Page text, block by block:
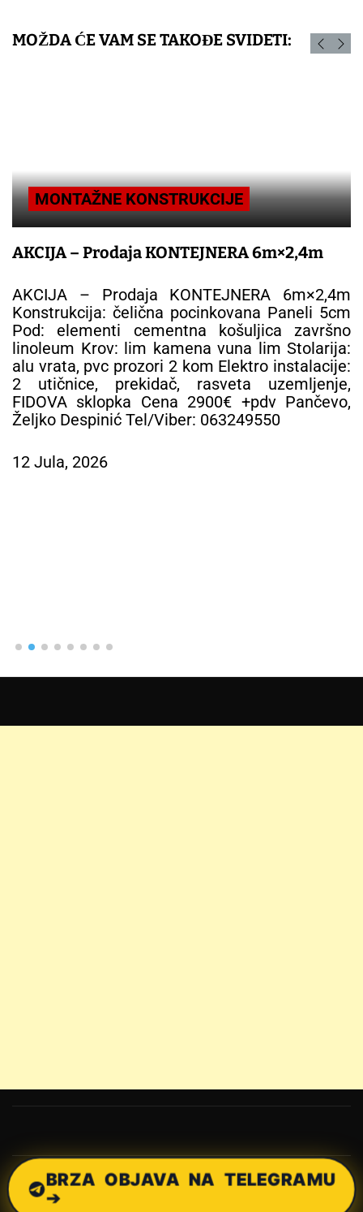
BRZA OBJAVA NA TELEGRAMU
➔
MOŽDA ĆE VAM SE TAKOĐE SVIDETI:
MONTAŽNE KONSTRUKCIJE
AKCIJA – Prodaja KONTEJNERA 6m×2,4m
AKCIJA – Prodaja KONTEJNERA 6m×2,4m
Konstrukcija: čelična pocinkovana Paneli 5cm
Pod: elementi cementna košuljica završno
linoleum Krov: lim kamena vuna lim Stolarija:
alu vrata, pvc prozori 2 kom Elektro instalacije:
2 utičnice, prekidač, rasveta uzemljenje,
FIDOVA sklopka Cena 2900€ +pdv Pančevo,
Željko Despinić Tel/Viber: 063249550
12 Jula, 2026